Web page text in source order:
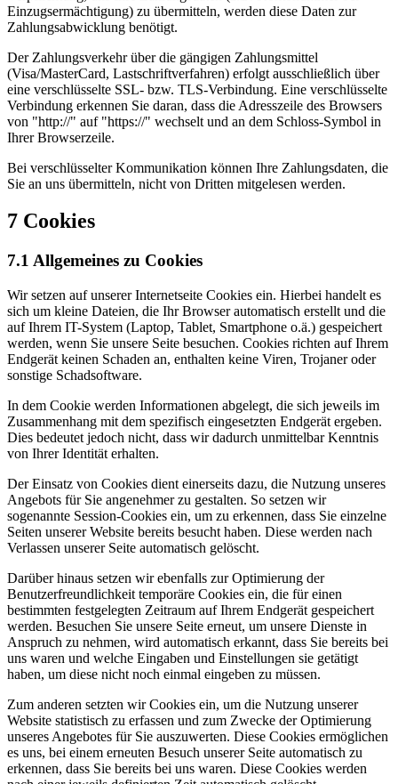
Einzugsermächtigung) zu übermitteln, werden diese Daten zur
Zahlungsabwicklung benötigt.
Der Zahlungsverkehr über die gängigen Zahlungsmittel
(Visa/MasterCard, Lastschriftverfahren) erfolgt ausschließlich über
eine verschlüsselte SSL- bzw. TLS-Verbindung. Eine verschlüsselte
Verbindung erkennen Sie daran, dass die Adresszeile des Browsers
von "http://" auf "https://" wechselt und an dem Schloss-Symbol in
Ihrer Browserzeile.
Bei verschlüsselter Kommunikation können Ihre Zahlungsdaten, die
Sie an uns übermitteln, nicht von Dritten mitgelesen werden.
7 Cookies
7.1 Allgemeines zu Cookies
Wir setzen auf unserer Internetseite Cookies ein. Hierbei handelt es
sich um kleine Dateien, die Ihr Browser automatisch erstellt und die
auf Ihrem IT-System (Laptop, Tablet, Smartphone o.ä.) gespeichert
werden, wenn Sie unsere Seite besuchen. Cookies richten auf Ihrem
Endgerät keinen Schaden an, enthalten keine Viren, Trojaner oder
sonstige Schadsoftware.
In dem Cookie werden Informationen abgelegt, die sich jeweils im
Zusammenhang mit dem spezifisch eingesetzten Endgerät ergeben.
Dies bedeutet jedoch nicht, dass wir dadurch unmittelbar Kenntnis
von Ihrer Identität erhalten.
Der Einsatz von Cookies dient einerseits dazu, die Nutzung unseres
Angebots für Sie angenehmer zu gestalten. So setzen wir
sogenannte Session-Cookies ein, um zu erkennen, dass Sie einzelne
Seiten unserer Website bereits besucht haben. Diese werden nach
Verlassen unserer Seite automatisch gelöscht.
Darüber hinaus setzen wir ebenfalls zur Optimierung der
Benutzerfreundlichkeit temporäre Cookies ein, die für einen
bestimmten festgelegten Zeitraum auf Ihrem Endgerät gespeichert
werden. Besuchen Sie unsere Seite erneut, um unsere Dienste in
Anspruch zu nehmen, wird automatisch erkannt, dass Sie bereits bei
uns waren und welche Eingaben und Einstellungen sie getätigt
haben, um diese nicht noch einmal eingeben zu müssen.
Zum anderen setzten wir Cookies ein, um die Nutzung unserer
Website statistisch zu erfassen und zum Zwecke der Optimierung
unseres Angebotes für Sie auszuwerten. Diese Cookies ermöglichen
es uns, bei einem erneuten Besuch unserer Seite automatisch zu
erkennen, dass Sie bereits bei uns waren. Diese Cookies werden